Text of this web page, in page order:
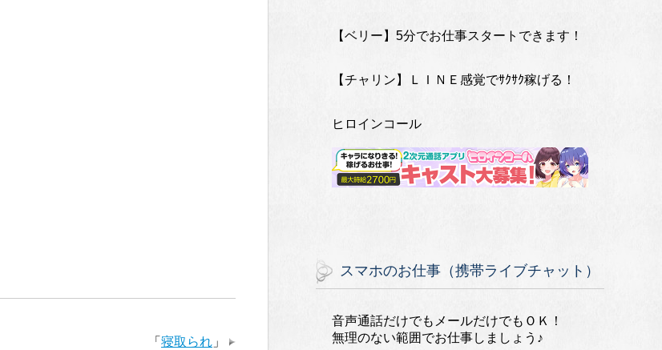
「 寝取られ 」
【ベリー】5分でお仕事スタートできます！
【チャリン】ＬＩＮＥ感覚でｻｸｻｸ稼げる！
ヒロインコール
スマホのお仕事（携帯ライブチャット）
音声通話だけでもメールだけでもＯＫ！
無理のない範囲でお仕事しましょう♪